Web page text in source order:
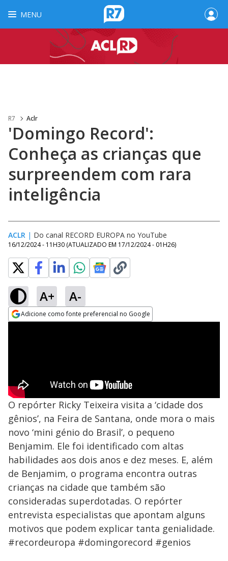
MENU
R7 Aclr
'Domingo Record':
Conheça as crianças que
surpreendem com rara
inteligência
ACLR | Do canal RECORD EUROPA no YouTube
16/12/2024 - 11H30 (ATUALIZADO EM 17/12/2024 - 01H26)
A+ A-
Adicione como fonte preferencial no Google
O repórter Ricky Teixeira visita a ‘cidade dos
gênios’, na Feira de Santana, onde mora o mais
novo ‘mini génio do Brasil’, o pequeno
Benjamim. Ele foi identificado com altas
habilidades aos dois anos e dez meses. E, além
de Benjamim, o programa encontra outras
crianças na cidade que também são
consideradas superdotadas. O repórter
entrevista especialistas que apontam alguns
motivos que podem explicar tanta genialidade.
#recordeuropa #domingorecord #genios